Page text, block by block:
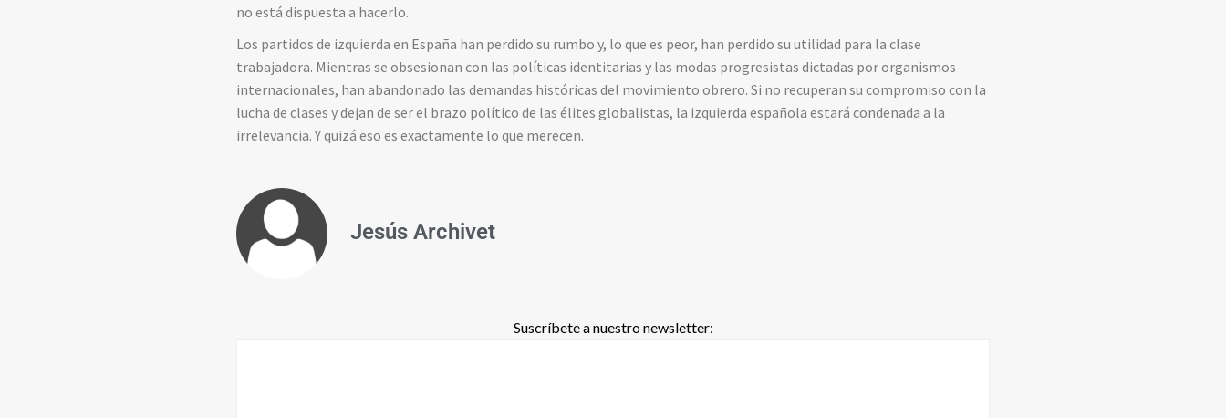
no está dispuesta a hacerlo.
Los partidos de izquierda en España han perdido su rumbo y, lo que es peor, han perdido su utilidad para la clase
trabajadora. Mientras se obsesionan con las políticas identitarias y las modas progresistas dictadas por organismos
internacionales, han abandonado las demandas históricas del movimiento obrero. Si no recuperan su compromiso con la
lucha de clases y dejan de ser el brazo político de las élites globalistas, la izquierda española estará condenada a la
irrelevancia. Y quizá eso es exactamente lo que merecen.
Jesús Archivet
Suscríbete a nuestro newsletter: